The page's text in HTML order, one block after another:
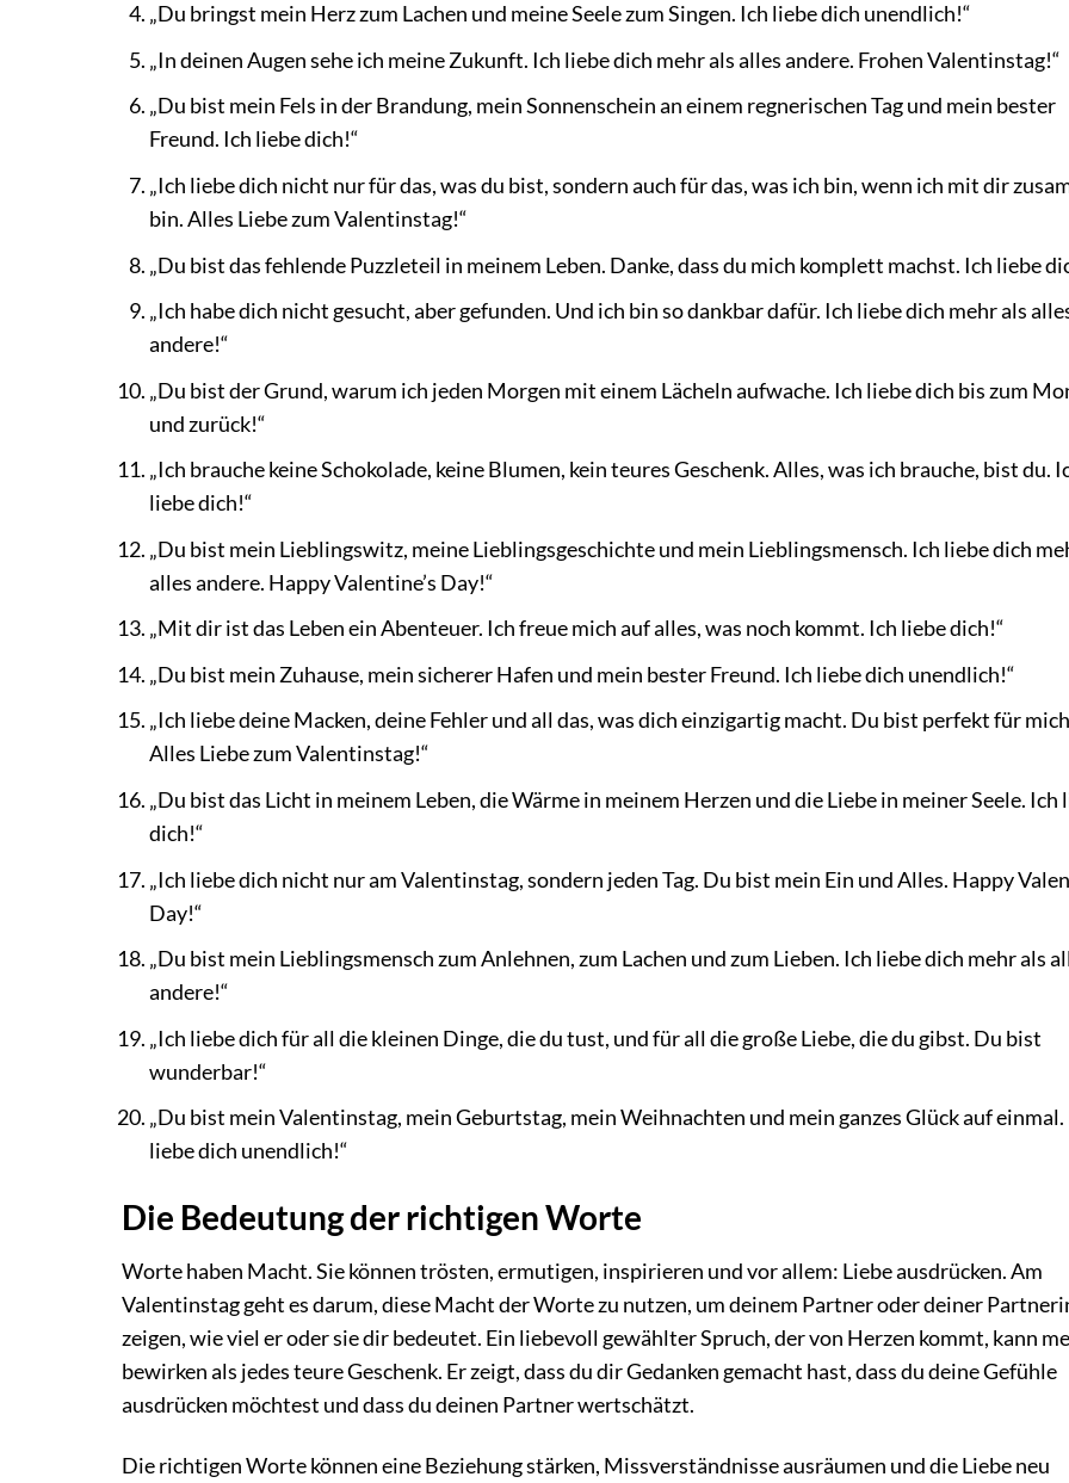
„Du bringst mein Herz zum Lachen und meine Seele zum Singen. Ich liebe dich unendlich!“
„In deinen Augen sehe ich meine Zukunft. Ich liebe dich mehr als alles andere. Frohen Valentinstag!“
„Du bist mein Fels in der Brandung, mein Sonnenschein an einem regnerischen Tag und mein bester
Freund. Ich liebe dich!“
„Ich liebe dich nicht nur für das, was du bist, sondern auch für das, was ich bin, wenn ich mit dir
bin. Alles Liebe zum Valentinstag!“
„Du bist das fehlende Puzzleteil in meinem Leben. Danke, dass du mich komplett machst. Ich liebe
„Ich habe dich nicht gesucht, aber gefunden. Und ich bin so dankbar dafür. Ich liebe dich mehr als
andere!“
„Du bist der Grund, warum ich jeden Morgen mit einem Lächeln aufwache. Ich liebe dich bis zum
und zurück!“
„Ich brauche keine Schokolade, keine Blumen, kein teures Geschenk. Alles, was ich brauche, bist du.
liebe dich!“
„Du bist mein Lieblingswitz, meine Lieblingsgeschichte und mein Lieblingsmensch. Ich liebe dich
alles andere. Happy Valentine’s Day!“
„Mit dir ist das Leben ein Abenteuer. Ich freue mich auf alles, was noch kommt. Ich liebe dich!“
„Du bist mein Zuhause, mein sicherer Hafen und mein bester Freund. Ich liebe dich unendlich!“
„Ich liebe deine Macken, deine Fehler und all das, was dich einzigartig macht. Du bist perfekt für
Alles Liebe zum Valentinstag!“
„Du bist das Licht in meinem Leben, die Wärme in meinem Herzen und die Liebe in meiner Seele. Ich
dich!“
„Ich liebe dich nicht nur am Valentinstag, sondern jeden Tag. Du bist mein Ein und Alles. Happy
Day!“
„Du bist mein Lieblingsmensch zum Anlehnen, zum Lachen und zum Lieben. Ich liebe dich mehr als
andere!“
„Ich liebe dich für all die kleinen Dinge, die du tust, und für all die große Liebe, die du gibst. Du bist
wunderbar!“
„Du bist mein Valentinstag, mein Geburtstag, mein Weihnachten und mein ganzes Glück auf einmal.
liebe dich unendlich!“
Die Bedeutung der richtigen Worte
Worte haben Macht. Sie können trösten, ermutigen, inspirieren und vor allem: Liebe ausdrücken. Am
Valentinstag geht es darum, diese Macht der Worte zu nutzen, um deinem Partner oder deiner
zeigen, wie viel er oder sie dir bedeutet. Ein liebevoll gewählter Spruch, der von Herzen kommt, kann
bewirken als jedes teure Geschenk. Er zeigt, dass du dir Gedanken gemacht hast, dass du deine Gefühle
ausdrücken möchtest und dass du deinen Partner wertschätzt.
Die richtigen Worte können eine Beziehung stärken, Missverständnisse ausräumen und die Liebe neu